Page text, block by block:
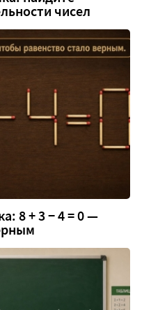
чисел
8 + 3 − 4 = 0 —